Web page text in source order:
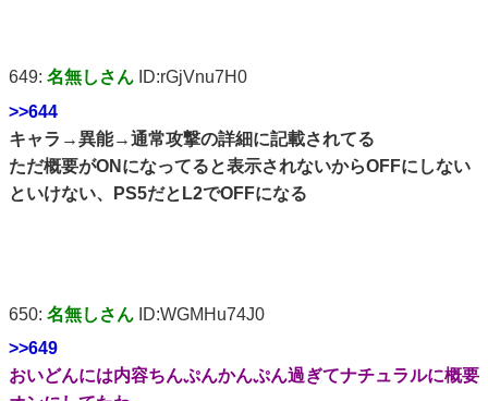
649: 名無しさん ID:rGjVnu7H0
>>644
キャラ→異能→通常攻撃の詳細に記載されてる
ただ概要がONになってると表示されないからOFFにしない
といけない、PS5だとL2でOFFになる
650: 名無しさん ID:WGMHu74J0
>>649
おいどんには内容ちんぷんかんぷん過ぎてナチュラルに概要